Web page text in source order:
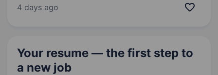
товарами через адміністративну панель
4 days ago
Your resume — the first step to
a new job